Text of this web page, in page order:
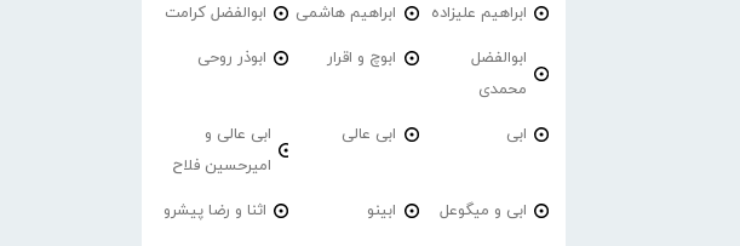
ابراهیم علیزاده ابراهیم هاشمی ابوالفضل کرامت
ابوالفضل
محمدی
ابوچ و اقرار ابوذر روحی
ابی ابی عالی
ابی عالی و
امیرحسین فلاح
ابی و میگوعل ابینو اثنا و رضا پیشرو